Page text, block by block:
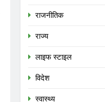
राजनीतिक
राज्य
लाइफ स्टाइल
विदेश
स्‍वास्‍थ्‍य